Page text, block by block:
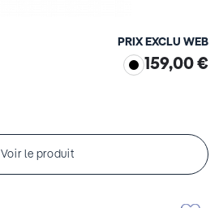
PRIX EXCLU WEB
159,00 €
Voir le produit